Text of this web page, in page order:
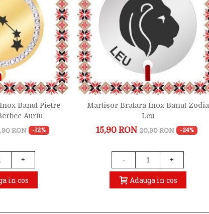
Banut Pietre
Auriu
RON -12%
+
in cos
Martisor Bratara Inox Banut Zodia
Leu
15,90 RON 20,90 RON -24%
- +
Adauga in cos